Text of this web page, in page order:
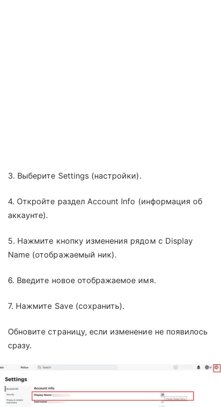
3. Выберите Settings (настройки).
4. Откройте раздел Account Info (информация об
аккаунте).
5. Нажмите кнопку изменения рядом с Display
Name (отображаемый ник).
6. Введите новое отображаемое имя.
7. Нажмите Save (сохранить).
Обновите страницу, если изменение не появилось
сразу.